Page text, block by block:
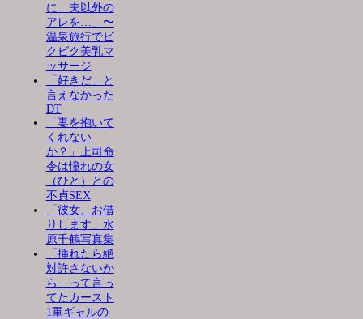
に…夫以外の
アレを…」〜
温泉旅行でビ
クビク美乳マ
ッサージ
「好きだ」と
言えなかった
DT
「妻を抱いて
くれない
か？」上司命
令は憧れの女
（ひと）との
不貞SEX
「彼女、お借
りします」水
原千鶴写真集
「挿れたら絶
対許さないか
ら」って言っ
てたカースト
1軍ギャルの